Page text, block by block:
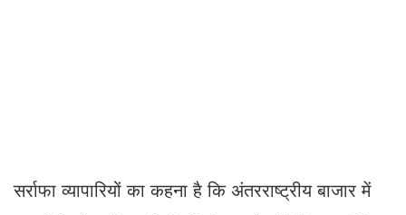
सर्राफा व्यापारियों का कहना है कि अंतरराष्ट्रीय बाजार में